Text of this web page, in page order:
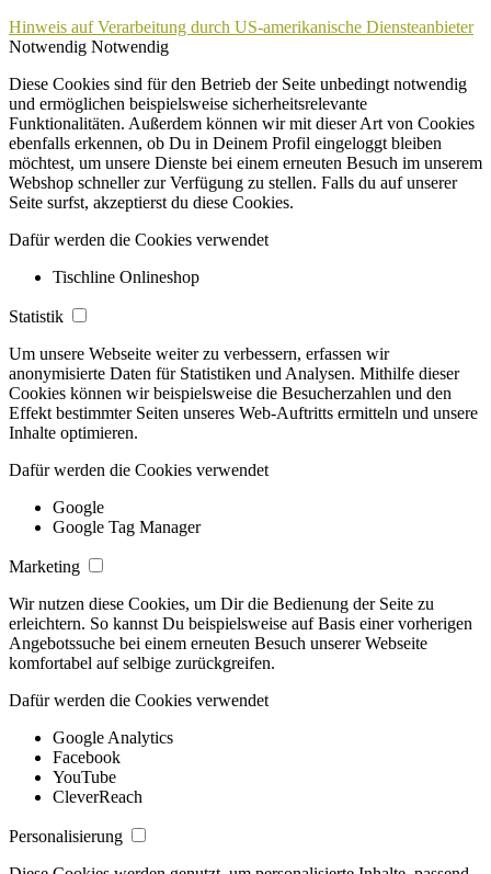
Hinweis auf Verarbeitung durch US-amerikanische Diensteanbieter
Notwendig Notwendig
Diese Cookies sind für den Betrieb der Seite unbedingt notwendig
und ermöglichen beispielsweise sicherheitsrelevante
Funktionalitäten. Außerdem können wir mit dieser Art von Cookies
ebenfalls erkennen, ob Du in Deinem Profil eingeloggt bleiben
möchtest, um unsere Dienste bei einem erneuten Besuch im unserem
Webshop schneller zur Verfügung zu stellen. Falls du auf unserer
Seite surfst, akzeptierst du diese Cookies.
Dafür werden die Cookies verwendet
Tischline Onlineshop
Statistik
Um unsere Webseite weiter zu verbessern, erfassen wir
anonymisierte Daten für Statistiken und Analysen. Mithilfe dieser
Cookies können wir beispielsweise die Besucherzahlen und den
Effekt bestimmter Seiten unseres Web-Auftritts ermitteln und unsere
Inhalte optimieren.
Dafür werden die Cookies verwendet
Google
Google Tag Manager
Marketing
Wir nutzen diese Cookies, um Dir die Bedienung der Seite zu
erleichtern. So kannst Du beispielsweise auf Basis einer vorherigen
Angebotssuche bei einem erneuten Besuch unserer Webseite
komfortabel auf selbige zurückgreifen.
Dafür werden die Cookies verwendet
Google Analytics
Facebook
YouTube
CleverReach
Personalisierung